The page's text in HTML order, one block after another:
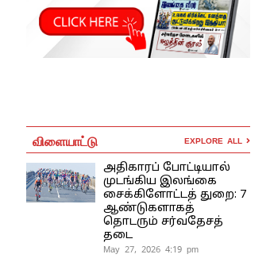
விளையாட்டு EXPLORE ALL
அதிகாரப் போட்டியால்
முடங்கிய இலங்கை
சைக்கிளோட்டத் துறை: 7
ஆண்டுகளாகத்
தொடரும் சர்வதேசத்
தடை
May 27, 2026 4:19 pm